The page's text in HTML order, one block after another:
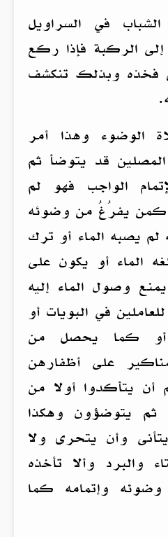
في السراويل
الركبة فإذا ركع
فخذه وبذلك تنكشف
الوضوء وهذا أمر
قد يتوضأ ثم
الواجب فهو لم
كمن يفرُغُ من وضوئه
يصبه الماء أو ترك
الماء أو يكون على
وصول الماء إليه
في البويات أو
أو كما يحصل من
على أظفارهن
أن يتأكدوا أولا من
ثم يتوضؤون وهكذا
وأن يتحرى ولا
والبرد وألا تأخذه
وإتمامه كما